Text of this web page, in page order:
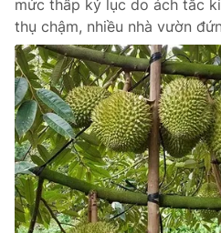
THỜI BÁO VTV
Theo dõi báo trên
Cơ quan chủ quản:Đài Truyền
Cơ quan báo chí:Thời báo VTV
mức thấp kỷ lục do ách tắc
thụ chậm, nhiều nhà vườn